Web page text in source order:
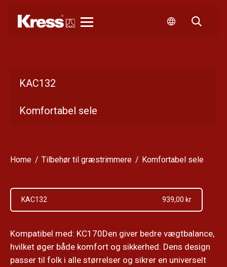
KAC132
Komfortabel sele
Home Tilbehør til græstrimmere Komfortabel sele
KAC132 939,00 kr
Kompatibel med: KC170Den giver bedre vægtbalance,
hvilket øger både komfort og sikkerhed. Dens design
passer til folk i alle størrelser og sikrer en universelt